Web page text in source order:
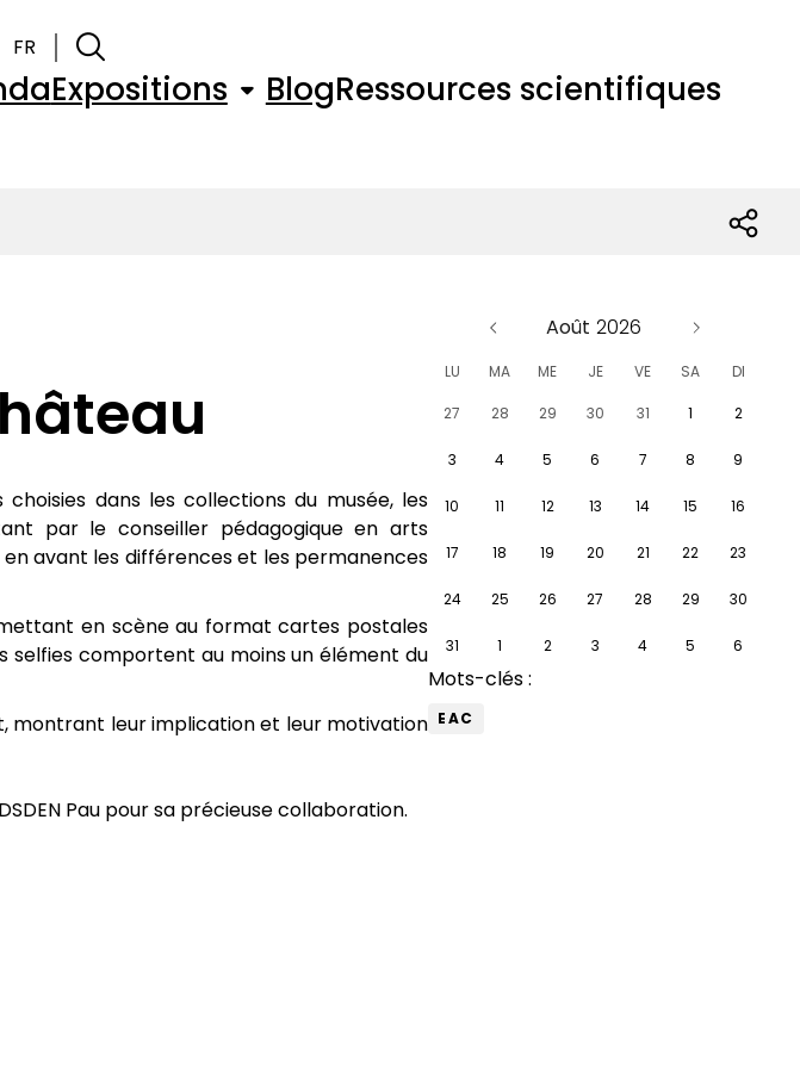
FR
Expositions BlogRessources scientifiques
dans les collections du musée, les
par le conseiller pédagogique en arts
avant les différences et les permanences
en scène au format cartes postales
selfies comportent au moins un élément du
montrant leur implication et leur motivation
Pau pour sa précieuse collaboration.
Août
LU MA ME JE VE SA DI
27 28 29 30 31 1 2
3 4 5 6 7 8 9
10 11 12 13 14 15 16
17 18 19 20 21 22 23
24 25 26 27 28 29 30
31 1 2 3 4 5 6
Mots-clés :
EAC